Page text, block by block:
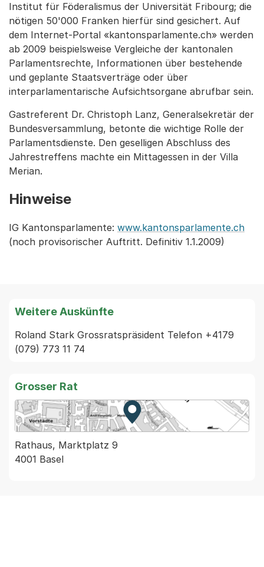
Institut für Föderalismus der Universität Fribourg; die
nötigen 50'000 Franken hierfür sind gesichert. Auf
dem Internet-Portal «kantonsparlamente.ch» werden
ab 2009 beispielsweise Vergleiche der kantonalen
Parlamentsrechte, Informationen über bestehende
und geplante Staatsverträge oder über
interparlamentarische Aufsichtsorgane abrufbar sein.
Gastreferent Dr. Christoph Lanz, Generalsekretär der
Bundesversammlung, betonte die wichtige Rolle der
Parlamentsdienste. Den geselligen Abschluss des
Jahrestreffens machte ein Mittagessen in der Villa
Merian.
Hinweise
IG Kantonsparlamente: www.kantonsparlamente.ch
(noch provisorischer Auftritt. Definitiv 1.1.2009)
Weitere Auskünfte
Roland Stark Grossratspräsident Telefon +4179
(079) 773 11 74
Grosser Rat
Zur Karte von MapBS.
Externer Link, wird in einem
Rathaus, Marktplatz 9
4001 Basel